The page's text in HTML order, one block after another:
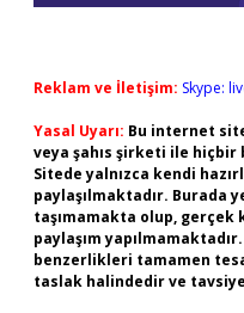
Reklam ve İletişim: Skype:
Yasal Uyarı: Bu internet
veya şahıs şirketi ile hiçbir
Sitede yalnızca kendi
paylaşılmaktadır. Burada
taşımamakta olup, gerçek
paylaşım
benzerlikleri tamamen
taslak halindedir ve